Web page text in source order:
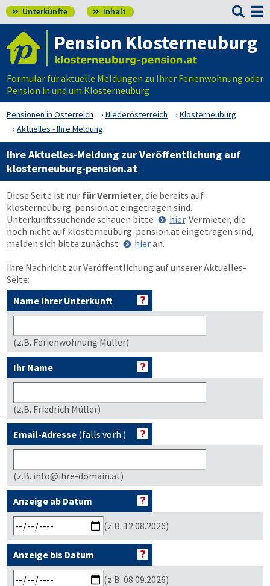
 Unterkünfte  Inhalt 
Pension Klosterneuburg
Formular für aktuelle Meldungen zu Ihrer Ferienwohnung oder
Pension in und um Klosterneuburg
Pensionen in Österreich Niederösterreich
Klosterneuburg
Aktuelles - Ihre Meldung
Ihre Aktuelles-Meldung zur Veröffentlichung auf
klosterneuburg-pension.at
Diese Seite ist nur für Vermieter, die bereits auf
klosterneuburg-pension.at eingetragen sind.
Unterkunftssuchende schauen bitte
hier. Vermieter, die
noch nicht auf klosterneuburg-pension.at eingetragen sind,
melden sich bitte zunächst
hieran.
Ihre Nachricht zur Veröffentlichung auf unserer Aktuelles-
Seite:
Name Ihrer Unterkunft
(z.B. Ferienwohnung Müller)
Ihr Name
(z.B. Friedrich Müller)
Email-Adresse (falls vorh.)
(z.B. info@ihre-domain.at)
Anzeige ab Datum
(z.B. 12.08.2026)
Anzeige bis Datum
(z.B. 08.09.2026)